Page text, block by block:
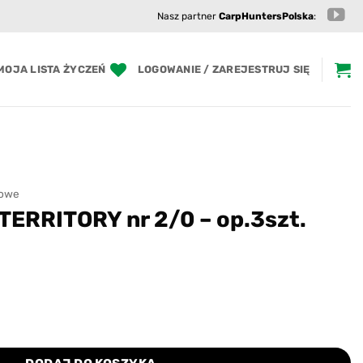
Nasz partner CarpHuntersPolska:
LISTA ŻYCZEŃ LOGOWANIE / ZAREJESTRUJ SIĘ
TERRITORY nr 2/0 – op.3szt.
nr 2/0 - op.3szt.